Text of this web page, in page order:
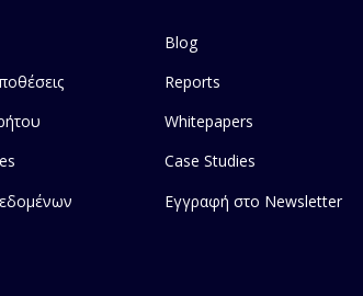
Blog
Reports
Whitepapers
Case Studies
Εγγραφή στο Newsletter